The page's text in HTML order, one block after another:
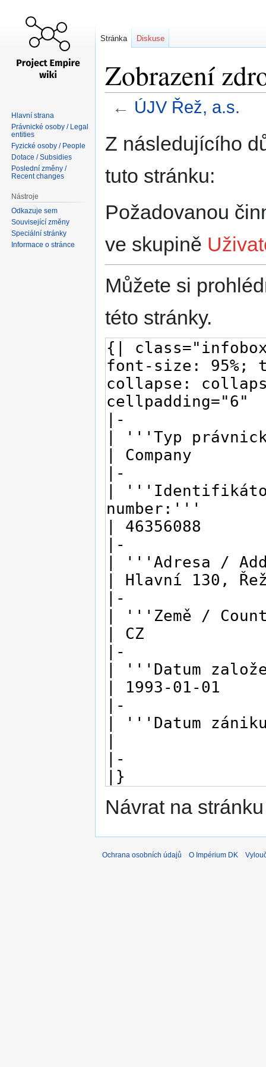
Zobrazení
← ÚJV Řež, a.s.
na
na
Z následujícího
tuto stránku:
Požadovanou
ve skupině
Můžete si
této stránky.
Návrat na stránku
Stránka Diskuse
Hlavní strana
Právnické osoby / Legal
entities
Fyzické osoby / People
Dotace / Subsidies
Poslední změny /
Recent changes
Nástroje
Odkazuje sem
Související změny
Speciální stránky
Informace o stránce
Ochrana osobních údajů O Impérium DK